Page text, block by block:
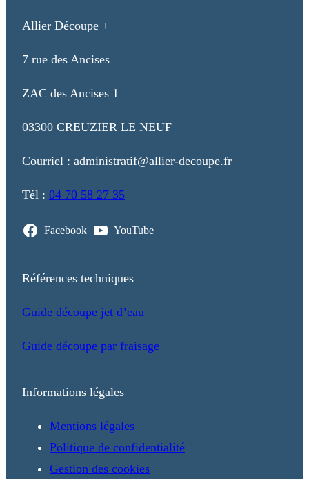
Allier Découpe +
7 rue des Ancises
ZAC des Ancises 1
03300 CREUZIER LE NEUF
Courriel : administratif@allier-decoupe.fr
Tél : 04 70 58 27 35
Facebook YouTube
Références techniques
Guide découpe jet d’eau
Guide découpe par fraisage
Informations légales
Mentions légales
Politique de confidentialité
Gestion des cookies